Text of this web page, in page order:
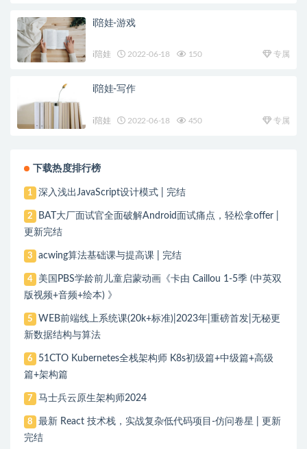
i陪娃-游戏
i陪娃 2022-06-18 150 专属
i陪娃-写作
i陪娃 2022-06-18 450 专属
下载热度排行榜
1 深入浅出JavaScript设计模式 | 完结
2
BAT大厂面试官全面破解Android面试痛点，轻松拿offer |
更新完结
3 acwing算法基础课与提高课 | 完结
4
美国PBS学龄前儿童启蒙动画《卡由 Caillou 1-5季 (中英双
版视频+音频+绘本) 》
5
WEB前端线上系统课(20k+标准)|2023年|重磅首发|无秘更
新数据结构与算法
6
51CTO Kubernetes全栈架构师 K8s初级篇+中级篇+高级
篇+架构篇
7 马士兵云原生架构师2024
8
最新 React 技术栈，实战复杂低代码项目-仿问卷星 | 更新
完结